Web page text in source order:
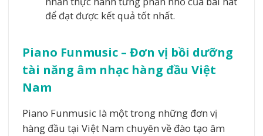
để đạt được kết quả tốt nhất.
Piano Funmusic – Đơn vị bồi dưỡng
tài năng âm nhạc hàng đầu Việt
Nam
Piano Funmusic là một trong những đơn vị
hàng đầu tại Việt Nam chuyên về đào tạo âm